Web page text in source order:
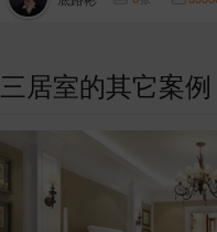
三居室的其它案例